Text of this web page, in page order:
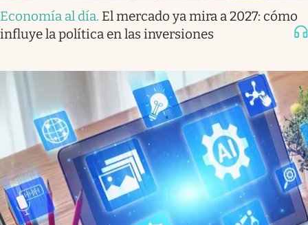
Economía al día. El mercado ya mira a 2027: cómo
influye la política en las inversiones